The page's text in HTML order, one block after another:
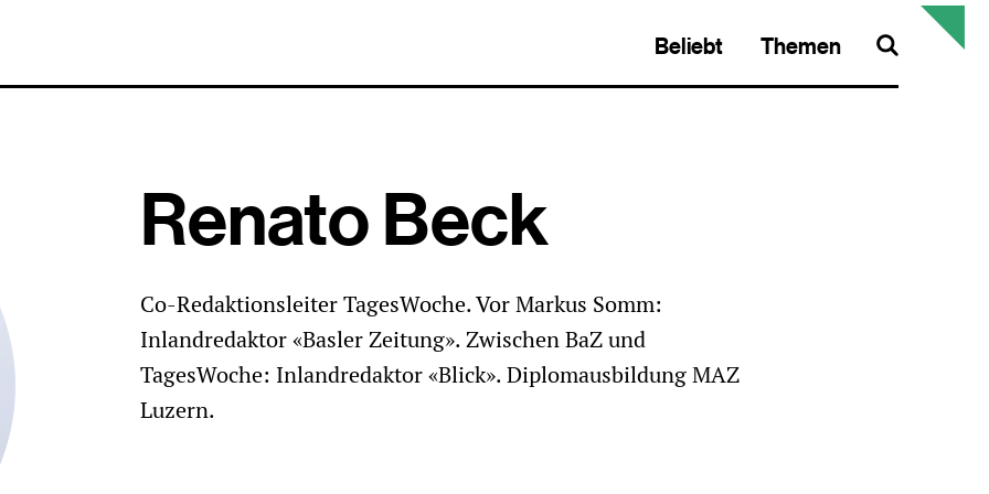
Beliebt Themen
Renato Beck
Co-Redaktionsleiter TagesWoche. Vor Markus Somm:
Inlandredaktor «Basler Zeitung». Zwischen BaZ und
TagesWoche: Inlandredaktor «Blick». Diplomausbildung MAZ
Luzern.